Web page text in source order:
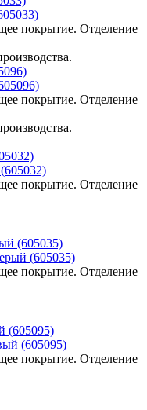
покрытие. Отделение
покрытие. Отделение
покрытие. Отделение
(605035)
покрытие. Отделение
(605095)
покрытие. Отделение